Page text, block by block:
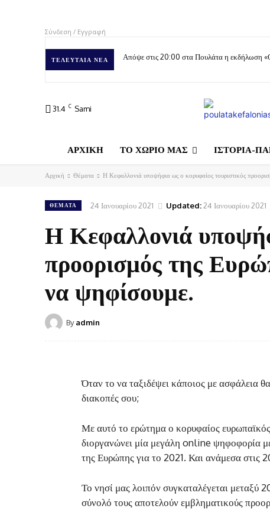
Σύνδεση / Εγγραφή
ΤΕΛΕΥΤΑΊΑ ΝΈΑ Απόψε στις 20:00 στα Πουλάτα η εκδήλωση
31.4 C Sami
ΑΡΧΙΚΗ ΤΟ ΧΩΡΙΟ ΜΑΣ ΙΣΤΟΡΙΑ-
Αρχική Θέματα Η Κεφαλλονιά υποψήφια ως ο κορυφαίος τουριστικός
ΘΈΜΑΤΑ 24 Ιανουαρίου 2021 Updated:24 Ιανουαρίου 2021
Η Κεφαλλονιά
προορισμός της
να ψηφίσουμε.
By admin
Όταν το να ταξιδέψει κάποιος με ασφάλεια
διακοπές σου;
Με αυτό το ερώτημα ο κορυφαίος
διοργανώνει μία μεγάλη online ψηφοφορία
της Ευρώπης για το 2021. Και ανάμεσα στις
Το νησί μας λοιπόν συγκαταλέγεται
σύνολό τους αποτελούν εμβληματικούς